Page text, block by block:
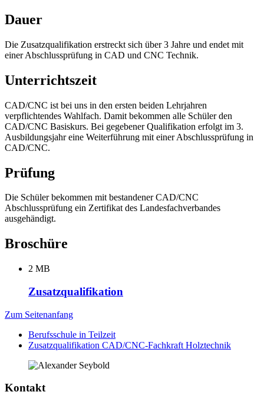
Dauer
Die Zusatzqualifikation erstreckt sich über 3 Jahre und endet mit
einer Abschlussprüfung in CAD und CNC Technik.
Unterrichtszeit
CAD/CNC ist bei uns in den ersten beiden Lehrjahren
verpflichtendes Wahlfach. Damit bekommen alle Schüler den
CAD/CNC Basiskurs. Bei gegebener Qualifikation erfolgt im 3.
Ausbildungsjahr eine Weiterführung mit einer Abschlussprüfung in
CAD/CNC.
Prüfung
Die Schüler bekommen mit bestandener CAD/CNC
Abschlussprüfung ein Zertifikat des Landesfachverbandes
ausgehändigt.
Broschüre
2 MB
Zusatzqualifikation
Zum Seitenanfang
Berufsschule in Teilzeit
Zusatzqualifikation CAD/CNC-Fachkraft Holztechnik
Kontakt